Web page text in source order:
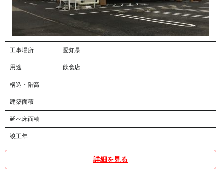
工事場所 愛知県
用途 飲食店
構造・階高
建築面積
延べ床面積
竣工年
詳細を見る